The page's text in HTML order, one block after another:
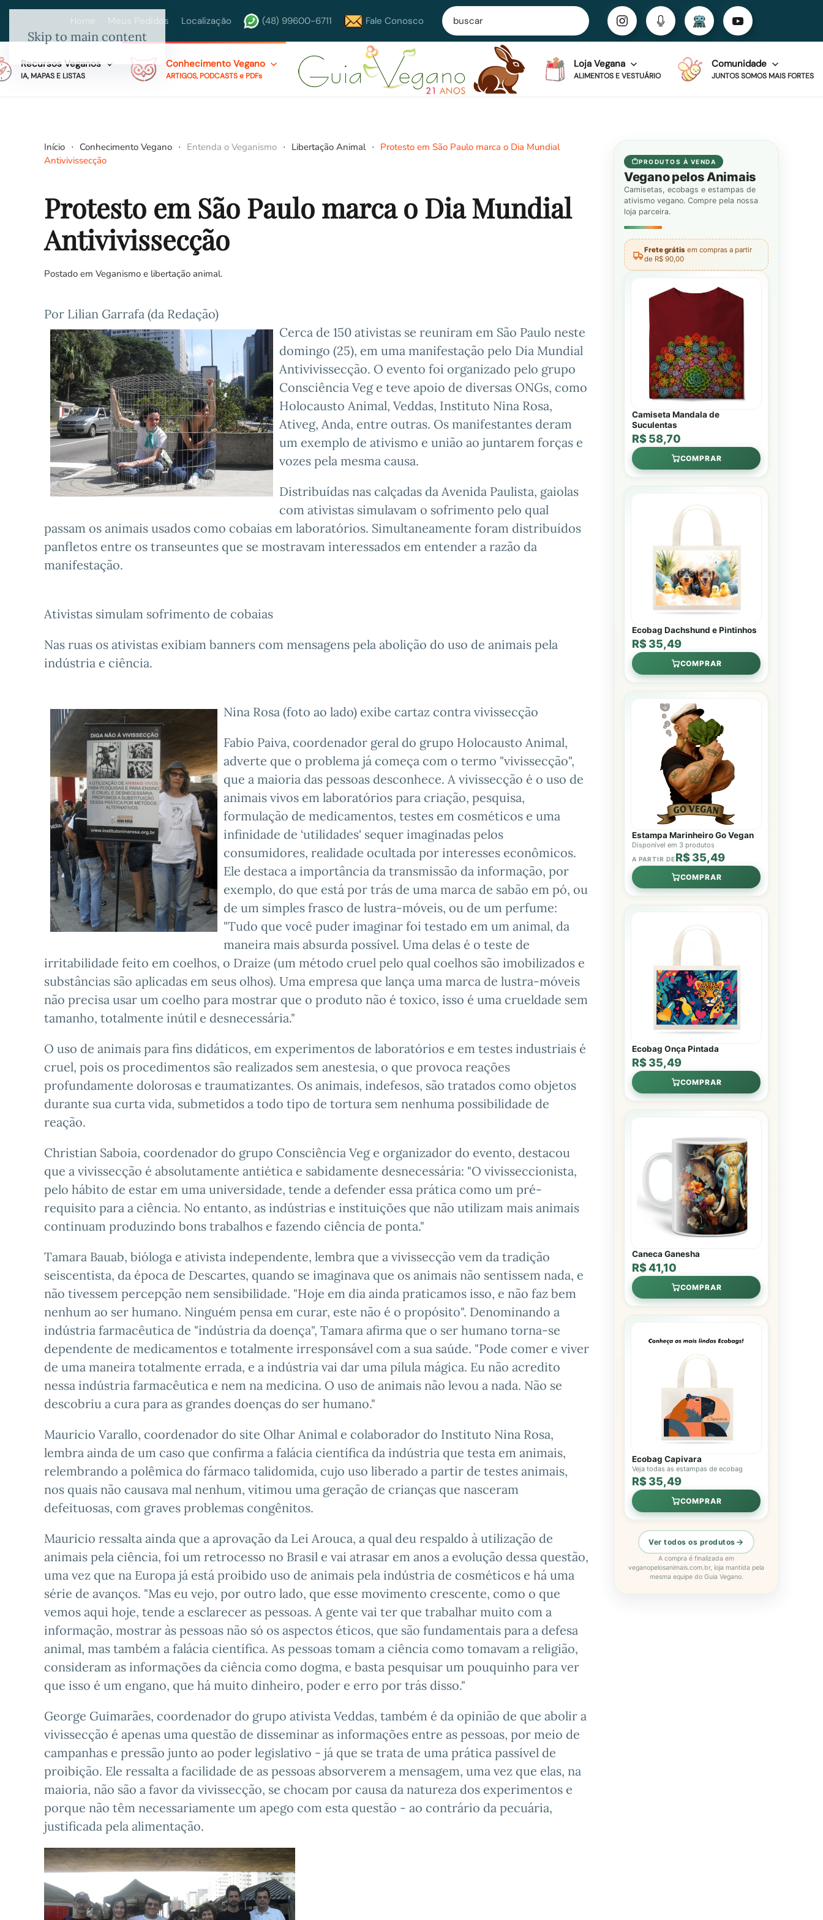
Skip to main content
Home Meus Pedidos Localização (48) 99600-6711 Fale Conosco
Recursos Veganos
IA, MAPAS E LISTAS
Conhecimento Vegano
ARTIGOS, PODCASTS e PDFs
Loja Vegana
ALIMENTOS E VESTUÁRIO
Comunidade
JUNTOS SOMOS MAIS FORTES
Início Conhecimento Vegano Entenda o Veganismo Libertação Animal
Protesto em São Paulo marca o Dia Mundial
Antivivissecção
Protesto em São Paulo marca o Dia Mundial
Antivivissecção
Postado em Veganismo e libertação animal.
Por Lilian Garrafa (da Redação)
Cerca de 150 ativistas se reuniram em São Paulo neste
domingo (25), em uma manifestação pelo Dia Mundial
Antivivissecção. O evento foi organizado pelo grupo
Consciência Veg e teve apoio de diversas ONGs, como
Holocausto Animal, Veddas, Instituto Nina Rosa,
Ativeg, Anda, entre outras. Os manifestantes deram
um exemplo de ativismo e união ao juntarem forças e
vozes pela mesma causa.
Distribuídas nas calçadas da Avenida Paulista, gaiolas
com ativistas simulavam o sofrimento pelo qual
passam os animais usados como cobaias em laboratórios. Simultaneamente foram distribuídos
panfletos entre os transeuntes que se mostravam interessados em entender a razão da
manifestação.
Ativistas simulam sofrimento de cobaias
Nas ruas os ativistas exibiam banners com mensagens pela abolição do uso de animais pela
indústria e ciência.
Nina Rosa (foto ao lado) exibe cartaz contra vivissecção
Fabio Paiva, coordenador geral do grupo Holocausto Animal,
adverte que o problema já começa com o termo "vivissecção",
que a maioria das pessoas desconhece. A vivissecção é o uso de
animais vivos em laboratórios para criação, pesquisa,
formulação de medicamentos, testes em cosméticos e uma
infinidade de ‘utilidades' sequer imaginadas pelos
consumidores, realidade ocultada por interesses econômicos.
Ele destaca a importância da transmissão da informação, por
exemplo, do que está por trás de uma marca de sabão em pó, ou
de um simples frasco de lustra-móveis, ou de um perfume:
"Tudo que você puder imaginar foi testado em um animal, da
maneira mais absurda possível. Uma delas é o teste de
irritabilidade feito em coelhos, o Draize (um método cruel pelo qual coelhos são imobilizados e
substâncias são aplicadas em seus olhos). Uma empresa que lança uma marca de lustra-móveis
não precisa usar um coelho para mostrar que o produto não é toxico, isso é uma crueldade sem
tamanho, totalmente inútil e desnecessária."
O uso de animais para fins didáticos, em experimentos de laboratórios e em testes industriais é
cruel, pois os procedimentos são realizados sem anestesia, o que provoca reações
profundamente dolorosas e traumatizantes. Os animais, indefesos, são tratados como objetos
durante sua curta vida, submetidos a todo tipo de tortura sem nenhuma possibilidade de
reação.
Christian Saboia, coordenador do grupo Consciência Veg e organizador do evento, destacou
que a vivissecção é absolutamente antiética e sabidamente desnecessária: "O vivisseccionista,
pelo hábito de estar em uma universidade, tende a defender essa prática como um pré-
requisito para a ciência. No entanto, as indústrias e instituições que não utilizam mais animais
continuam produzindo bons trabalhos e fazendo ciência de ponta."
Tamara Bauab, bióloga e ativista independente, lembra que a vivissecção vem da tradição
seiscentista, da época de Descartes, quando se imaginava que os animais não sentissem nada, e
não tivessem percepção nem sensibilidade. "Hoje em dia ainda praticamos isso, e não faz bem
nenhum ao ser humano. Ninguém pensa em curar, este não é o propósito". Denominando a
indústria farmacêutica de "indústria da doença", Tamara afirma que o ser humano torna-se
dependente de medicamentos e totalmente irresponsável com a sua saúde. "Pode comer e viver
de uma maneira totalmente errada, e a indústria vai dar uma pílula mágica. Eu não acredito
nessa indústria farmacêutica e nem na medicina. O uso de animais não levou a nada. Não se
descobriu a cura para as grandes doenças do ser humano."
Mauricio Varallo, coordenador do site Olhar Animal e colaborador do Instituto Nina Rosa,
lembra ainda de um caso que confirma a falácia científica da indústria que testa em animais,
relembrando a polêmica do fármaco talidomida, cujo uso liberado a partir de testes animais,
nos quais não causava mal nenhum, vitimou uma geração de crianças que nasceram
defeituosas, com graves problemas congênitos.
Mauricio ressalta ainda que a aprovação da Lei Arouca, a qual deu respaldo à utilização de
animais pela ciência, foi um retrocesso no Brasil e vai atrasar em anos a evolução dessa questão,
uma vez que na Europa já está proibido uso de animais pela indústria de cosméticos e há uma
série de avanços. "Mas eu vejo, por outro lado, que esse movimento crescente, como o que
vemos aqui hoje, tende a esclarecer as pessoas. A gente vai ter que trabalhar muito com a
informação, mostrar às pessoas não só os aspectos éticos, que são fundamentais para a defesa
animal, mas também a falácia científica. As pessoas tomam a ciência como tomavam a religião,
consideram as informações da ciência como dogma, e basta pesquisar um pouquinho para ver
que isso é um engano, que há muito dinheiro, poder e erro por trás disso."
George Guimarães, coordenador do grupo ativista Veddas, também é da opinião de que abolir a
vivissecção é apenas uma questão de disseminar as informações entre as pessoas, por meio de
campanhas e pressão junto ao poder legislativo - já que se trata de uma prática passível de
proibição. Ele ressalta a facilidade de as pessoas absorverem a mensagem, uma vez que elas, na
maioria, não são a favor da vivissecção, se chocam por causa da natureza dos experimentos e
porque não têm necessariamente um apego com esta questão - ao contrário da pecuária,
justificada pela alimentação.
PRODUTOS À VENDA
Vegano pelos Animais
Camisetas, ecobags e estampas de
ativismo vegano. Compre pela nossa
loja parceira.
Frete grátis em compras a partir
de R$ 90,00
Camiseta Mandala de
Suculentas
R$ 58,70
COMPRAR
Ecobag Dachshund e Pintinhos
R$ 35,49
COMPRAR
Estampa Marinheiro Go Vegan
Disponível em 3 produtos
A PARTIR DER$ 35,49
COMPRAR
Ecobag Onça Pintada
R$ 35,49
COMPRAR
Caneca Ganesha
R$ 41,10
COMPRAR
Ecobag Capivara
Veja todas as estampas de ecobag
R$ 35,49
COMPRAR
Ver todos os produtos
A compra é finalizada em
veganopelosanimais.com.br, loja mantida pela
mesma equipe do Guia Vegano.